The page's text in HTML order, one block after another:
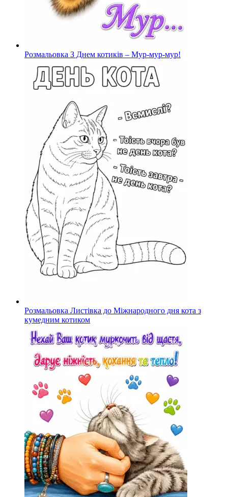
Розмальовка З Днем котиків – Мур-мур-мур!
Розмальовка Листівка до Міжнародного дня кота з
кумедним котиком